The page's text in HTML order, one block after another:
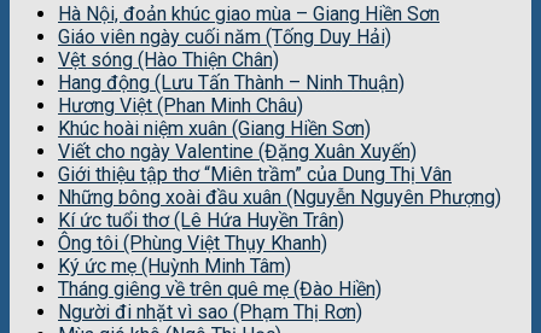
Hà Nội, đoản khúc giao mùa – Giang Hiền Sơn
Giáo viên ngày cuối năm (Tống Duy Hải)
Vệt sóng (Hào Thiện Chân)
Hang động (Lưu Tấn Thành – Ninh Thuận)
Hương Việt (Phan Minh Châu)
Khúc hoài niệm xuân (Giang Hiền Sơn)
Viết cho ngày Valentine (Đặng Xuân Xuyến)
Giới thiệu tập thơ “Miên trầm” của Dung Thị Vân
Những bông xoài đầu xuân (Nguyễn Nguyên Phượng)
Kí ức tuổi thơ (Lê Hứa Huyền Trân)
Ông tôi (Phùng Việt Thụy Khanh)
Ký ức mẹ (Huỳnh Minh Tâm)
Tháng giêng về trên quê mẹ (Đào Hiền)
Người đi nhặt vì sao (Phạm Thị Rơn)